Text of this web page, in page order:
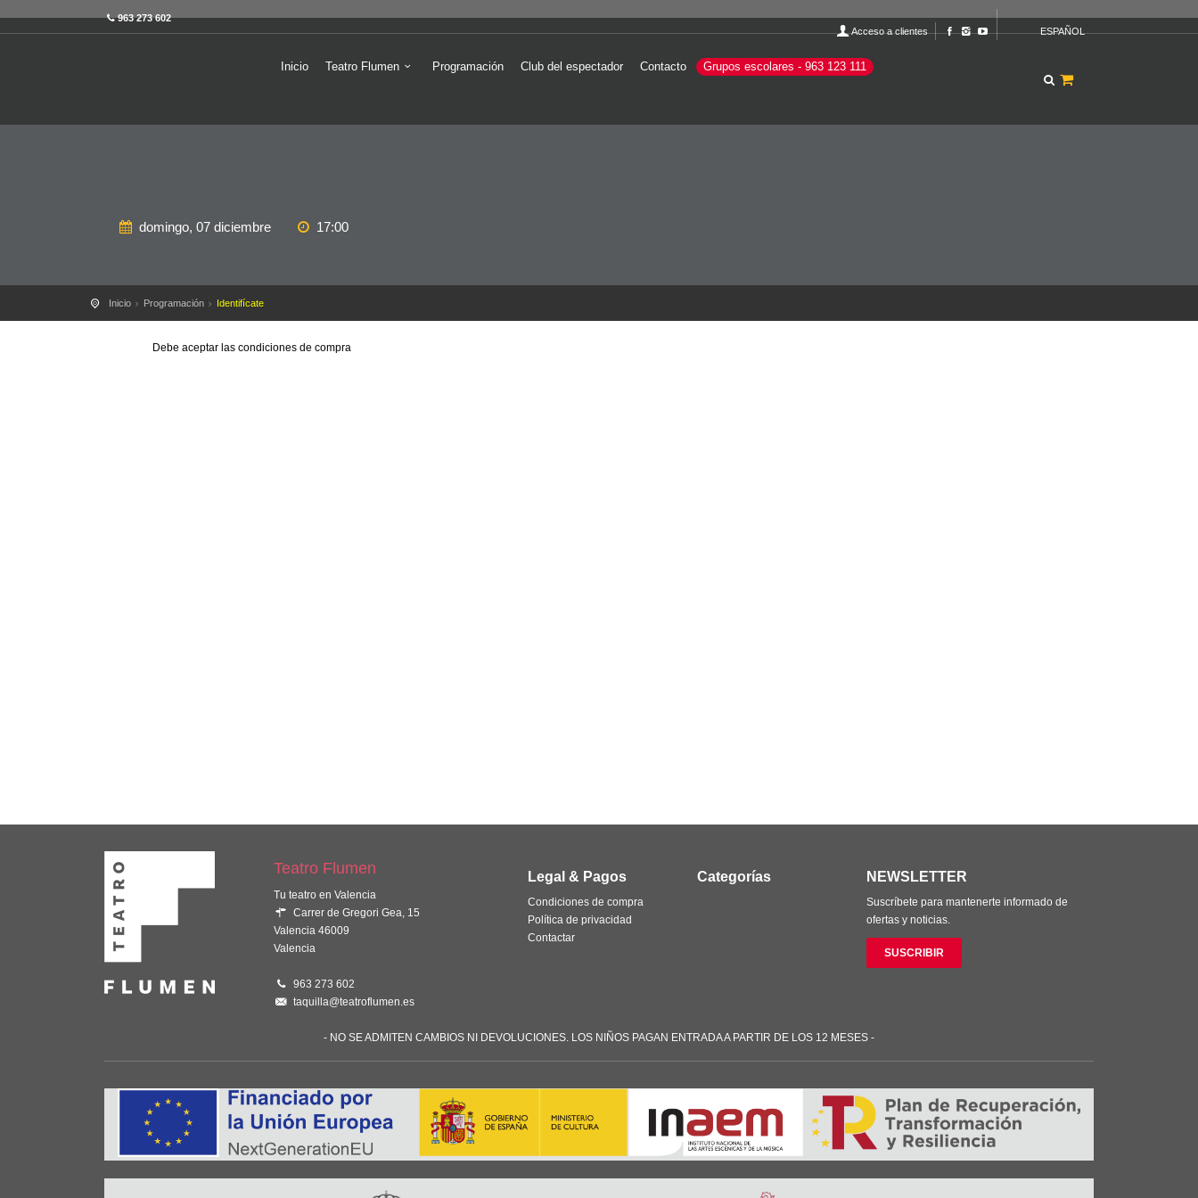
963 273 602
Acceso a clientes
ESPAÑOL
Inicio Teatro Flumen Programación Club del espectador Contacto Grupos escolares - 963 123 111
domingo, 07 diciembre 17:00
Inicio Programación Identifícate
Debe aceptar las condiciones de compra
Teatro Flumen
Tu teatro en Valencia
Carrer de Gregori Gea, 15
Valencia 46009
Valencia
963 273 602
taquilla@teatroflumen.es
Legal & Pagos
Condiciones de compra
Política de privacidad
Contactar
Categorías NEWSLETTER
Suscríbete para mantenerte informado de
ofertas y noticias.
SUSCRIBIR
- NO SE ADMITEN CAMBIOS NI DEVOLUCIONES. LOS NIÑOS PAGAN ENTRADA A PARTIR DE LOS 12 MESES -